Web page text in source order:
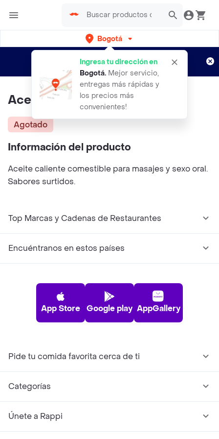
Bogotá
Ingresa tu dirección en
Bogotá. Mejor servicio,
entregas más rápidas y
los precios más
convenientes!
envíos gratis por semanas
Aplican TyC
Aceite Erotic Sensacion
Agotado
Información del producto
Aceite caliente comestible para masajes y sexo oral.
Sabores surtidos.
Top Marcas y Cadenas de Restaurantes
Encuéntranos en estos países
App Store Google play AppGallery
Pide tu comida favorita cerca de ti
Categorías
Únete a Rappi